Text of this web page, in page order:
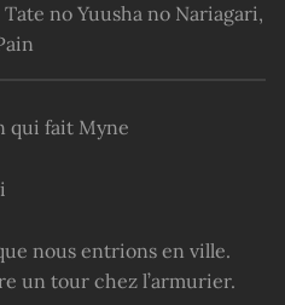
Tate no Yuusha no Nariagari,
qui fait Myne
nous entrions en ville.
un tour chez l’armurier.